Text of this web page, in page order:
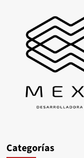
Categorías